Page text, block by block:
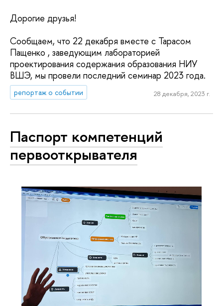
Дорогие друзья!
Сообщаем, что 22 декабря вместе с Тарасом
Пащенко , заведующим лабораторией
проектирования содержания образования НИУ
ВШЭ, мы провели последний семинар 2023 года.
репортаж о событии 28 декабря, 2023 г.
Паспорт компетенций
первооткрывателя